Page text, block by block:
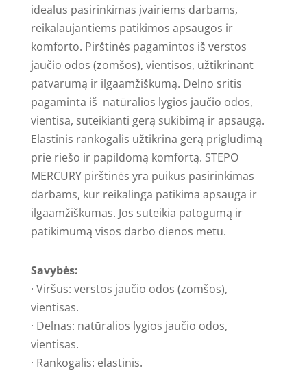
idealus pasirinkimas įvairiems darbams,
reikalaujantiems patikimos apsaugos ir
komforto. Pirštinės pagamintos iš verstos
jaučio odos (zomšos), vientisos, užtikrinant
patvarumą ir ilgaamžiškumą. Delno sritis
pagaminta iš natūralios lygios jaučio odos,
vientisa, suteikianti gerą sukibimą ir apsaugą.
Elastinis rankogalis užtikrina gerą prigludimą
prie riešo ir papildomą komfortą. STEPO
MERCURY pirštinės yra puikus pasirinkimas
darbams, kur reikalinga patikima apsauga ir
ilgaamžiškumas. Jos suteikia patogumą ir
patikimumą visos darbo dienos metu.
Savybės:
· Viršus: verstos jaučio odos (zomšos),
vientisas.
· Delnas: natūralios lygios jaučio odos,
vientisas.
· Rankogalis: elastinis.